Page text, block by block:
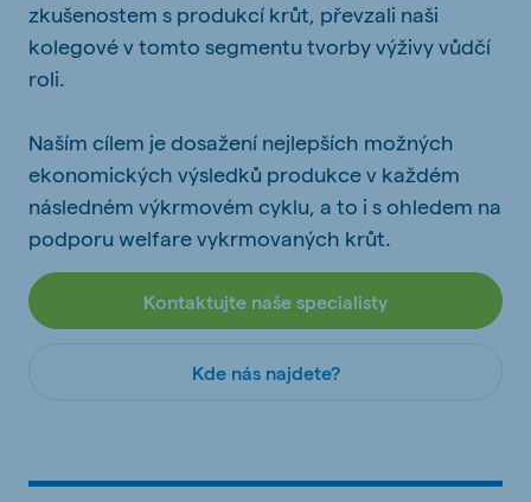
zkušenostem s produkcí krůt, převzali naši
kolegové v tomto segmentu tvorby výživy vůdčí
roli.
Naším cílem je dosažení nejlepších možných
ekonomických výsledků produkce v každém
následném výkrmovém cyklu, a to i s ohledem na
podporu welfare vykrmovaných krůt.
Kontaktujte naše specialisty
Kde nás najdete?